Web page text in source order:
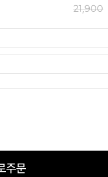
21,900
주문